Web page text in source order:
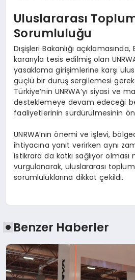
Uluslararası
Sorumluluğu
Dışişleri Bakanlığı
kararıyla tesis edilmiş olan
yasaklama girişimlerine karşı
güçlü bir duruş sergilemesi
Türkiye’nin UNRWA’yı siyasi ve
desteklemeye devam edeceği
faaliyetlerinin sürdürülmesinin
UNRWA’nın önemi ve işlevi,
ihtiyacına yanıt verirken aynı
istikrara da katkı sağlıyor olması
vurgulanarak, uluslararası
sorumluluklarına dikkat çekildi.
Benzer Haberler